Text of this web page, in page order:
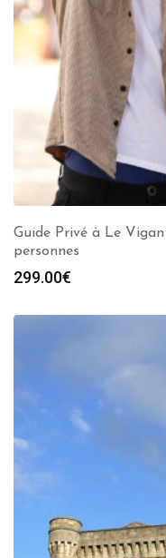
Guide Privé à Le
personnes
299.00€